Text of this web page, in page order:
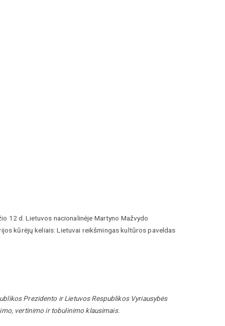
12 d. Lietuvos nacionalinėje Martyno Mažvydo
kūrėjų keliais: Lietuvai reikšmingas kultūros paveldas
Prezidento ir Lietuvos Respublikos Vyriausybės
vertinimo ir tobulinimo klausimais.